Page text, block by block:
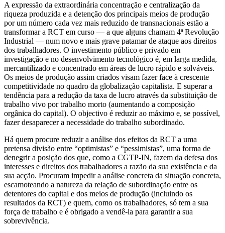
A expressão da extraordinária concentração e centralização da
riqueza produzida e a detenção dos principais meios de produção
por um número cada vez mais reduzido de transnacionais estão a
transformar a RCT em curso — a que alguns chamam 4ª Revolução
Industrial — num novo e mais grave patamar de ataque aos direitos
dos trabalhadores. O investimento público e privado em
investigação e no desenvolvimento tecnológico é, em larga medida,
mercantilizado e concentrado em áreas de lucro rápido e solváveis.
Os meios de produção assim criados visam fazer face à crescente
competitividade no quadro da globalização capitalista. E superar a
tendência para a redução da taxa de lucro através da substituição de
trabalho vivo por trabalho morto (aumentando a composição
orgânica do capital). O objectivo é reduzir ao máximo e, se possível,
fazer desaparecer a necessidade do trabalho subordinado.
Há quem procure reduzir a análise dos efeitos da RCT a uma
pretensa divisão entre “optimistas” e “pessimistas”, uma forma de
denegrir a posição dos que, como a CGTP-IN, fazem da defesa dos
interesses e direitos dos trabalhadores a razão da sua existência e da
sua acção. Procuram impedir a análise concreta da situação concreta,
escamoteando a natureza da relação de subordinação entre os
detentores do capital e dos meios de produção (incluindo os
resultados da RCT) e quem, como os trabalhadores, só tem a sua
força de trabalho e é obrigado a vendê-la para garantir a sua
sobrevivência.